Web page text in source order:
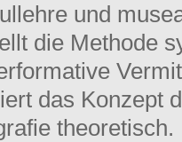
und
die Methode
das Konzept